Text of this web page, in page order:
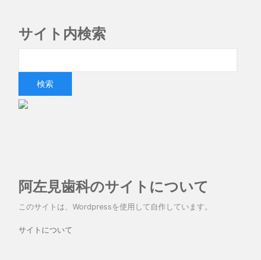
サイト内検索
阿左見歯科のサイトについて
このサイトは、Wordpressを使用して自作しています。
サイトについて